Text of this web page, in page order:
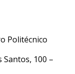
Politécnico
Santos, 100 –